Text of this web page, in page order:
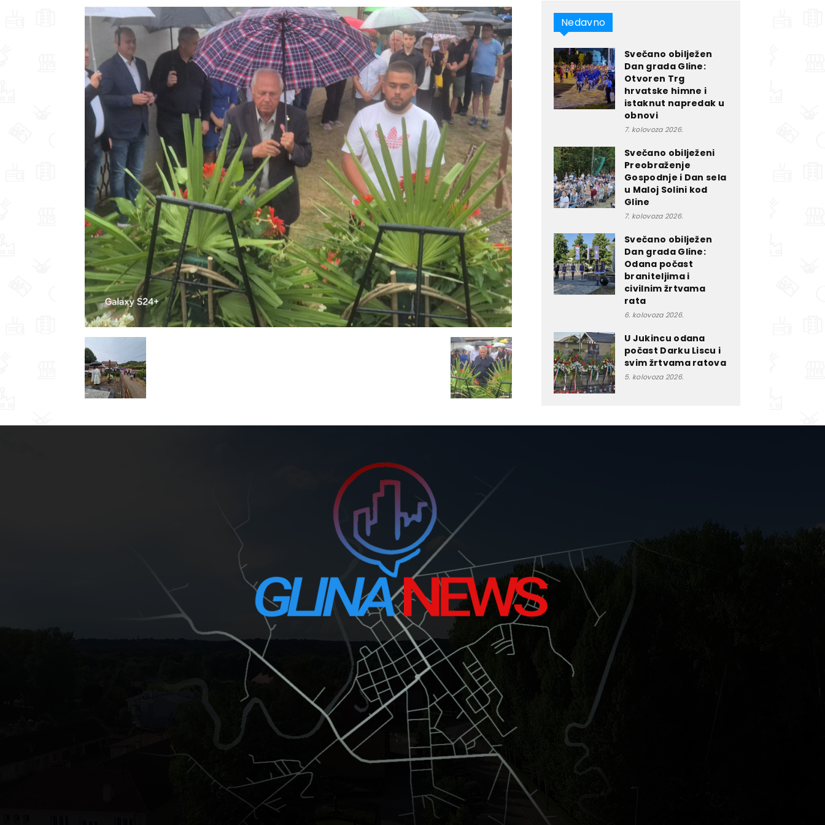
Nedavno
Svečano obilježen
Dan grada Gline:
Otvoren Trg
hrvatske himne i
istaknut napredak u
obnovi
7. kolovoza 2026.
Svečano obilježeni
Preobraženje
Gospodnje i Dan sela
u Maloj Solini kod
Gline
7. kolovoza 2026.
Svečano obilježen
Dan grada Gline:
Odana počast
braniteljima i
civilnim žrtvama
rata
6. kolovoza 2026.
U Jukincu odana
počast Darku Liscu i
svim žrtvama ratova
5. kolovoza 2026.